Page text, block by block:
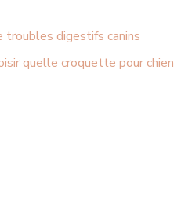
troubles digestifs canins
quelle croquette pour chien